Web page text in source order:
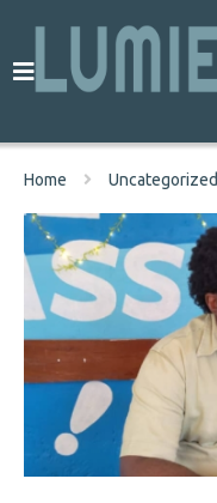
Home Uncategorized